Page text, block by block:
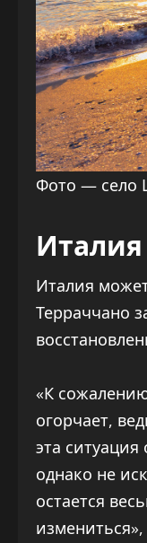
Фото — село
Италия
Терраччано
«К
огорчает,
эта
однако не
остается